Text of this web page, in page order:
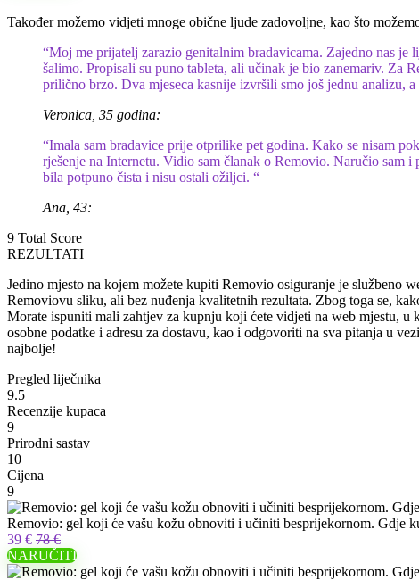
Također možemo vidjeti mnoge obične ljude zadovoljne, kao što
“Moj me prijatelj zarazio genitalnim bradavicama. Zajedno nas
šalimo. Propisali su puno tableta, ali učinak je bio zanemariv. Za
prilično brzo. Dva mjeseca kasnije izvršili smo još jednu analizu,
Veronica, 35 godina:
“Imala sam bradavice prije otprilike pet godina. Kako se nisam
rješenje na Internetu. Vidio sam članak o Removio. Naručio sam
bila potpuno čista i nisu ostali ožiljci. “
Ana, 43:
9 Total Score
REZULTATI
Jedino mjesto na kojem možete kupiti Removio osiguranje je službeno
Removiovu sliku, ali bez nuđenja kvalitetnih rezultata. Zbog toga se,
Morate ispuniti mali zahtjev za kupnju koji ćete vidjeti na web mjestu,
osobne podatke i adresu za dostavu, kao i odgovoriti na sva pitanja u
najbolje!
Pregled liječnika
9.5
Recenzije kupaca
9
Prirodni sastav
10
Cijena
9
Removio: gel koji će vašu kožu obnoviti i učiniti besprijekornom. Gdje
39 € 78 €
NARUČITI